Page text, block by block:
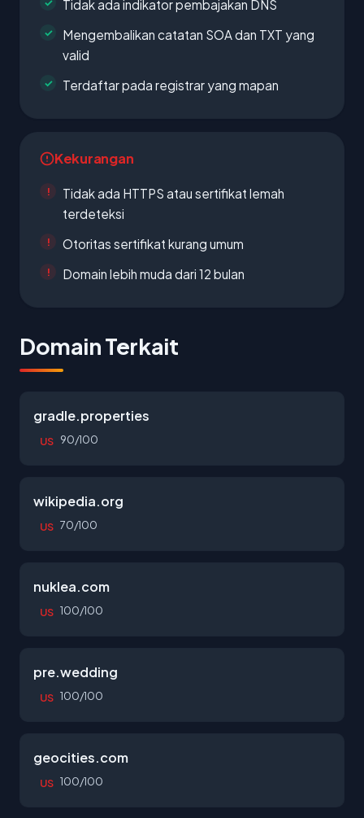
Tidak ada indikator pembajakan DNS
Mengembalikan catatan SOA dan TXT yang
valid
Terdaftar pada registrar yang mapan
Kekurangan
Tidak ada HTTPS atau sertifikat lemah
terdeteksi
Otoritas sertifikat kurang umum
Domain lebih muda dari 12 bulan
Domain Terkait
gradle.properties
US 90/100
wikipedia.org
US 70/100
nuklea.com
US 100/100
pre.wedding
US 100/100
geocities.com
US 100/100